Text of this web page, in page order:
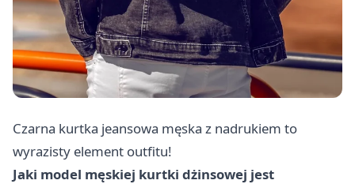
Czarna kurtka jeansowa męska z nadrukiem to
wyrazisty element outfitu!
Jaki model męskiej kurtki dżinsowej jest